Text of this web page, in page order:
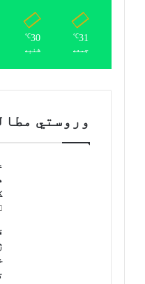
31
℃
جمعه
30
℃
شنبه
وروستي